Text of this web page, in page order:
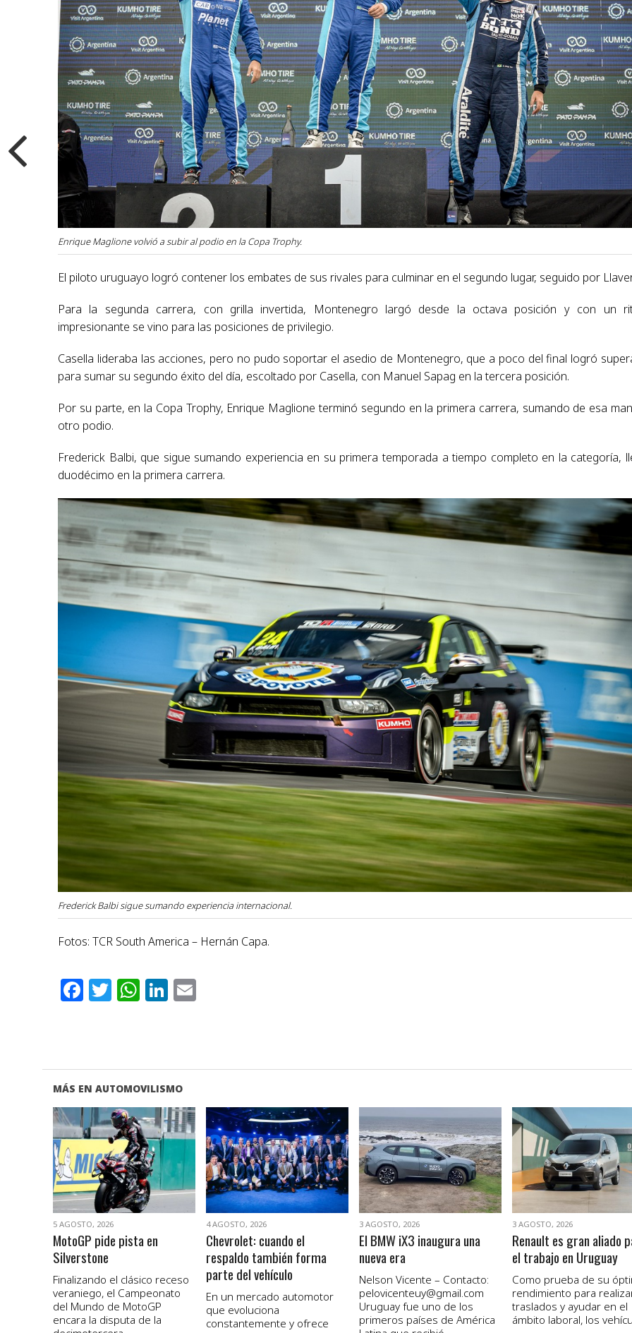
Enrique Maglione volvió a subir al podio en la Copa Trophy.
El piloto uruguayo logró contener los embates de sus rivales para culminar en el segundo lugar, seguido por
Para la segunda carrera, con grilla invertida, Montenegro largó desde la octava posición y con un
impresionante se vino para las posiciones de privilegio.
Casella lideraba las acciones, pero no pudo soportar el asedio de Montenegro, que a poco del final logró
para sumar su segundo éxito del día, escoltado por Casella, con Manuel Sapag en la tercera posición.
Por su parte, en la Copa Trophy, Enrique Maglione terminó segundo en la primera carrera, sumando de esa
otro podio.
Frederick Balbi, que sigue sumando experiencia en su primera temporada a tiempo completo en la categoría,
duodécimo en la primera carrera.
Frederick Balbi sigue sumando experiencia internacional.
Fotos: TCR South America – Hernán Capa.
Facebook
Twitter
WhatsApp
LinkedIn
MÁS EN AUTOMOVILISMO
VER NOTA
5 AGOSTO, 2026
MotoGP pide pista en
Silverstone
Finalizando el clásico receso
veraniego, el Campeonato
del Mundo de MotoGP
encara la disputa de la
VER NOTA
4 AGOSTO, 2026
Chevrolet: cuando el
respaldo también forma
parte del vehículo
En un mercado automotor
que evoluciona
constantemente y ofrece
VER NOTA
3 AGOSTO, 2026
El BMW iX3 inaugura una
nueva era
Nelson Vicente – Contacto:
pelovicenteuy@gmail.com
Uruguay fue uno de los
primeros países de América
VER NOTA
3 AGOSTO, 2026
Renault es gran aliado
el trabajo en Uruguay
Como prueba de su
rendimiento para
traslados y ayudar en el
ámbito laboral, los